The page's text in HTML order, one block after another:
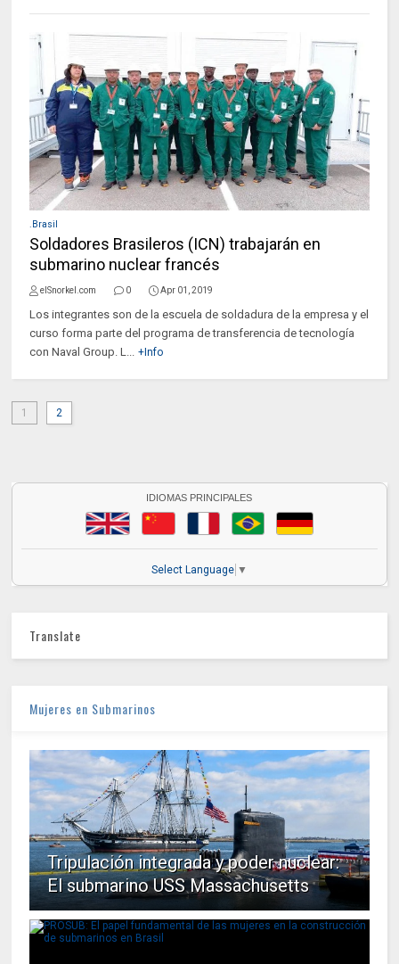
.Brasil
Soldadores Brasileros (ICN) trabajarán en
submarino nuclear francés
elSnorkel.com 0 Apr 01, 2019
Los integrantes son de la escuela de soldadura de la empresa y el
curso forma parte del programa de transferencia de tecnología
con Naval Group. L... +Info
1 2
IDIOMAS PRINCIPALES
Select Language ▼
Translate
Mujeres en Submarinos
Tripulación integrada y poder nuclear:
El submarino USS Massachusetts